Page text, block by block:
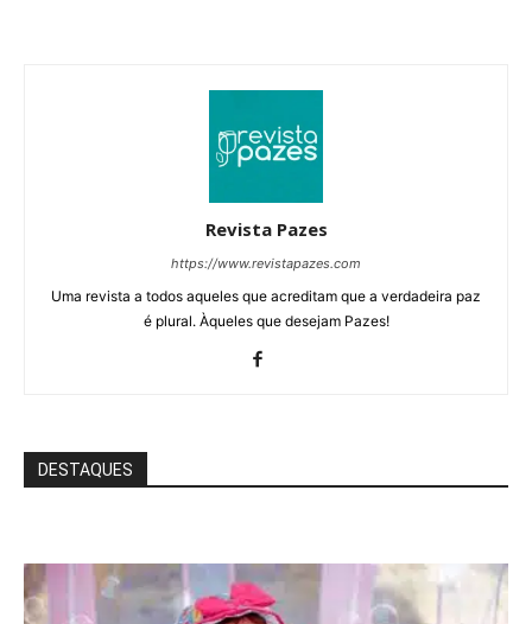
Revista Pazes
https://www.revistapazes.com
Uma revista a todos aqueles que acreditam que a verdadeira paz
é plural. Àqueles que desejam Pazes!
DESTAQUES